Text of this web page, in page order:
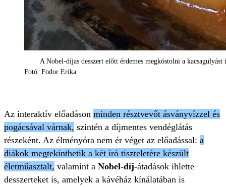
A Nobel-díjas desszert előtt érdemes megkóstolni a
Fotó: Fodor Erika
Az interaktív előadáson minden résztvevőt ásványvízzel és
pogácsával várnak, szintén a díjmentes vendéglátás
részeként. Az élményóra nem ér véget az előadással: a
diákok megtekinthetik a két író tiszteletére készült
életműasztalt, valamint a Nobel-díj-átadások ihlette
desszerteket is, amelyek a kávéház kínálatában is